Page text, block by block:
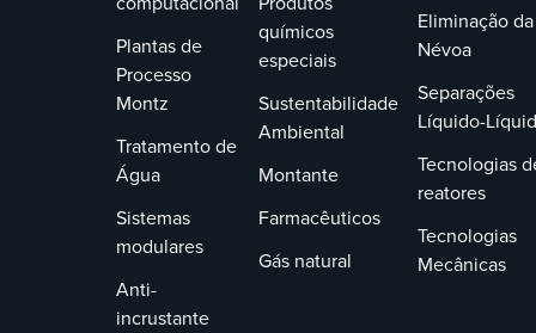
Plantas de
Processo
Montz
Tratamento de
Água
Sistemas
modulares
Anti-
incrustante
químicos
especiais
Sustentabilidade
Ambiental
Montante
Farmacêuticos
Gás natural
Eliminação da
Névoa
Separações
Líquido-
Tecnologias
reatores
Tecnologias
Mecânicas